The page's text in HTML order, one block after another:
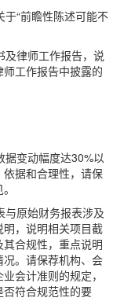
“前瞻性陈述可能不
及律师工作报告，说
工作报告中披露的
据变动幅度达30%以
依据和合理性，请保
与原始财务报表涉及
，说明相关项目截
合规性，重点说明
。请保荐机构、会
会计准则的规定，
符合规范性的要